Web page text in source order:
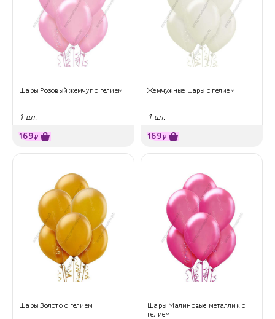
Шары Розовый жемчуг с гелием
1 шт.
169₽
Жемчужные шары с гелием
1 шт.
169₽
Шары Золото с гелием
Шары Малиновые металлик с
гелием